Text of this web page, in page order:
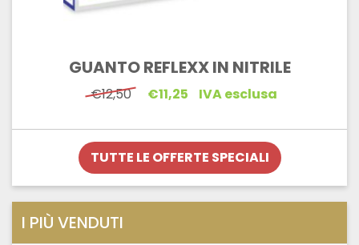
GUANTO REFLEXX IN NITRILE
€12,50 Il
era:
€12,50.
€11,25
Il
è:
€11,25.
IVA esclusa
TUTTE LE OFFERTE SPECIALI
I PIÙ VENDUTI